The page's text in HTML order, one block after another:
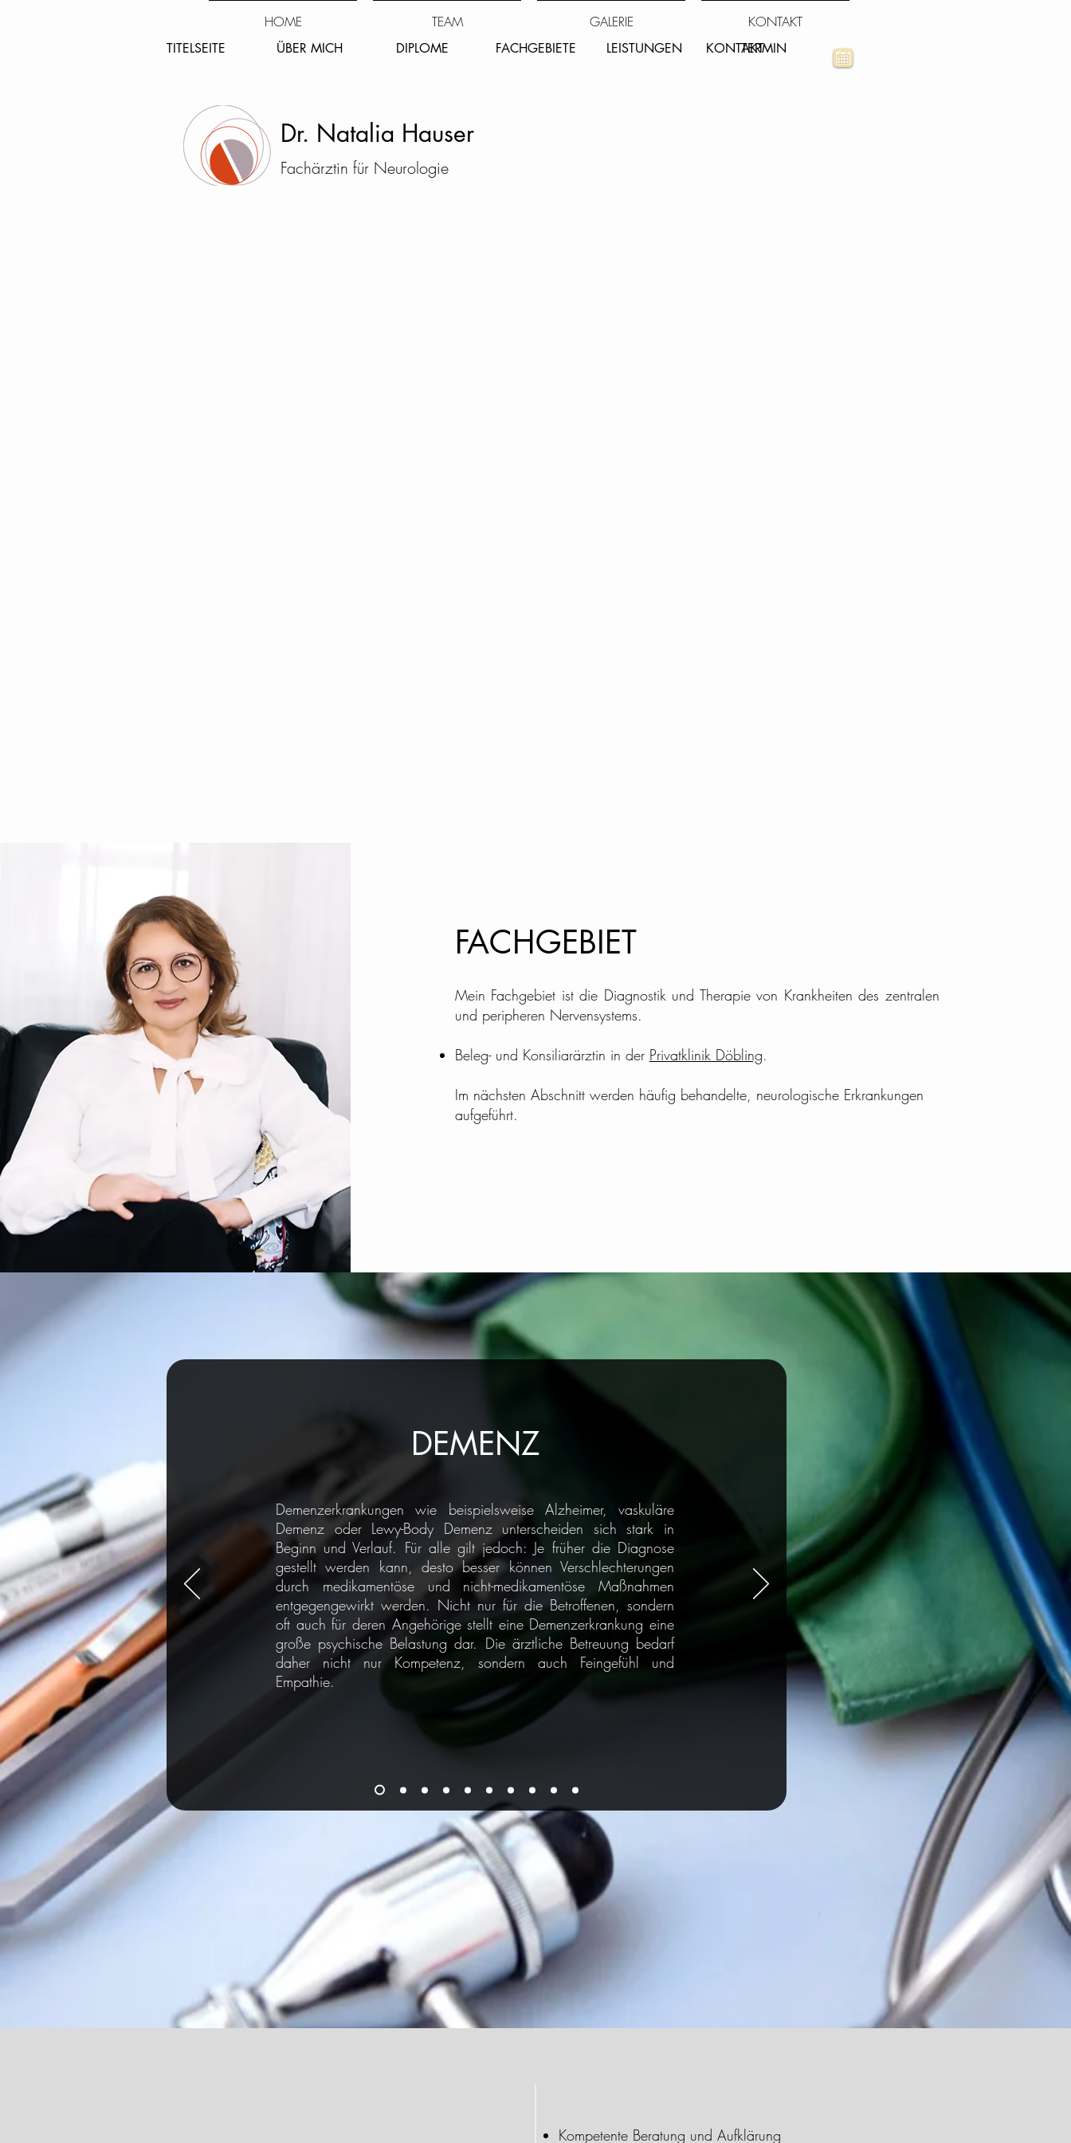
HOME TEAM GALERIE KONTAKT
LEISTUNGEN
TITELSEITE KONTAKT
FACHGEBIETE
DIPLOME
ÜBER MICH TERMIN
Dr. Natalia Hauser
Fachärztin für Neurologie
DEMENZ
Demenzerkrankungen wie beispielsweise Alzheimer, vaskuläre
Demenz oder Lewy-Body Demenz unterscheiden sich stark in
Beginn und Verlauf. Für alle gilt jedoch: Je früher die Diagnose
gestellt werden kann, desto besser können Verschlechterungen
durch medikamentöse und nicht-medikamentöse Maßnahmen
entgegengewirkt werden. Nicht nur für die Betroffenen, sondern
oft auch für deren Angehörige stellt eine Demenzerkrankung eine
große psychische Belastung dar. Die ärztliche Betreuung bedarf
daher nicht nur Kompetenz, sondern auch Feingefühl und
Empathie.
Kompetente Beratung und Aufklärung
FACHGEBIET
Mein Fachgebiet ist die Diagnostik und Therapie von Krankheiten des zentralen
und peripheren Nervensystems.
Beleg- und Konsiliarärztin in der Privatklinik Döbling.
Im nächsten Abschnitt werden häufig behandelte, neurologische Erkrankungen
aufgeführt.